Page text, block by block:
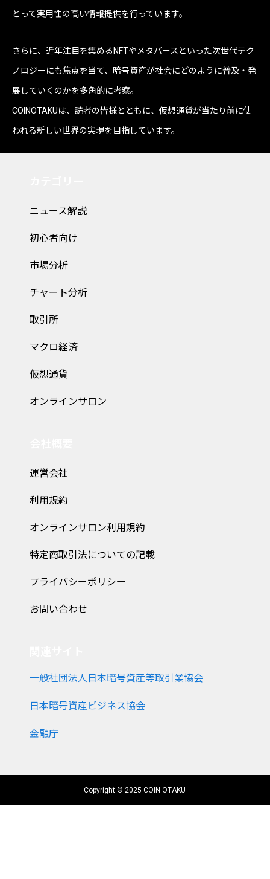
とって実用性の高い情報提供を行っています。
さらに、近年注目を集めるNFTやメタバースといった次世代テク
ノロジーにも焦点を当て、暗号資産が社会にどのように普及・発
展していくのかを多角的に考察。
COINOTAKUは、読者の皆様とともに、仮想通貨が当たり前に使
われる新しい世界の実現を目指しています。
ニュース解説
初心者向け
市場分析
チャート分析
取引所
マクロ経済
仮想通貨
オンラインサロン
運営会社
利用規約
オンラインサロン利用規約
特定商取引法についての記載
プライバシーポリシー
お問い合わせ
一般社団法人日本暗号資産等取引業協会
日本暗号資産ビジネス協会
金融庁
Copyright © 2025 COIN OTAKU